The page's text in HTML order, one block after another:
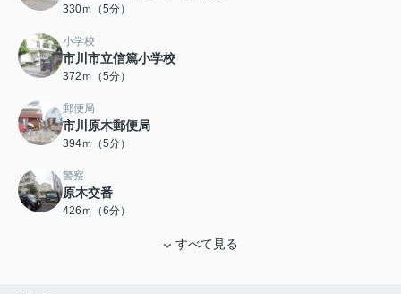
330ｍ（5分）
小学校
市川市立信篤小学校
372ｍ（5分）
郵便局
市川原木郵便局
394ｍ（5分）
警察
原木交番
426ｍ（6分）
すべて見る